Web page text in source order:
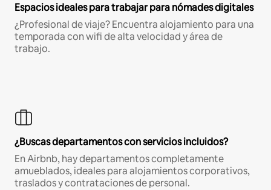
Espacios ideales para trabajar para nómades digitales
¿Profesional de viaje? Encuentra alojamiento para una
temporada con wifi de alta velocidad y área de
trabajo.
¿Buscas departamentos con servicios incluidos?
En Airbnb, hay departamentos completamente
amueblados, ideales para alojamientos corporativos,
traslados y contrataciones de personal.